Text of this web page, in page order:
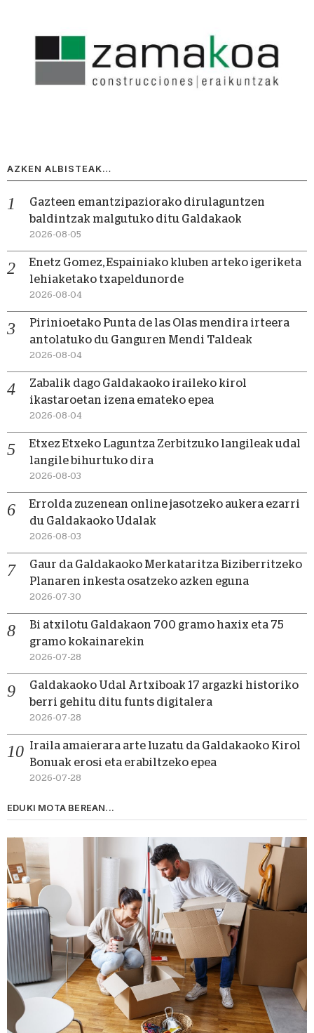
AZKEN ALBISTEAK…
Gazteen emantzipaziorako dirulaguntzen
baldintzak malgutuko ditu Galdakaok
2026-08-05
Enetz Gomez, Espainiako kluben arteko igeriketa
lehiaketako txapeldunorde
2026-08-04
Pirinioetako Punta de las Olas mendira irteera
antolatuko du Ganguren Mendi Taldeak
2026-08-04
Zabalik dago Galdakaoko iraileko kirol
ikastaroetan izena emateko epea
2026-08-04
Etxez Etxeko Laguntza Zerbitzuko langileak udal
langile bihurtuko dira
2026-08-03
Errolda zuzenean online jasotzeko aukera ezarri
du Galdakaoko Udalak
2026-08-03
Gaur da Galdakaoko Merkataritza Biziberritzeko
Planaren inkesta osatzeko azken eguna
2026-07-30
Bi atxilotu Galdakaon 700 gramo haxix eta 75
gramo kokainarekin
2026-07-28
Galdakaoko Udal Artxiboak 17 argazki historiko
berri gehitu ditu funts digitalera
2026-07-28
Iraila amaierara arte luzatu da Galdakaoko Kirol
Bonuak erosi eta erabiltzeko epea
2026-07-28
EDUKI MOTA BEREAN...